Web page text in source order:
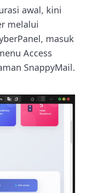
awal, kini
melalui
masuk
Access
SnappyMail.